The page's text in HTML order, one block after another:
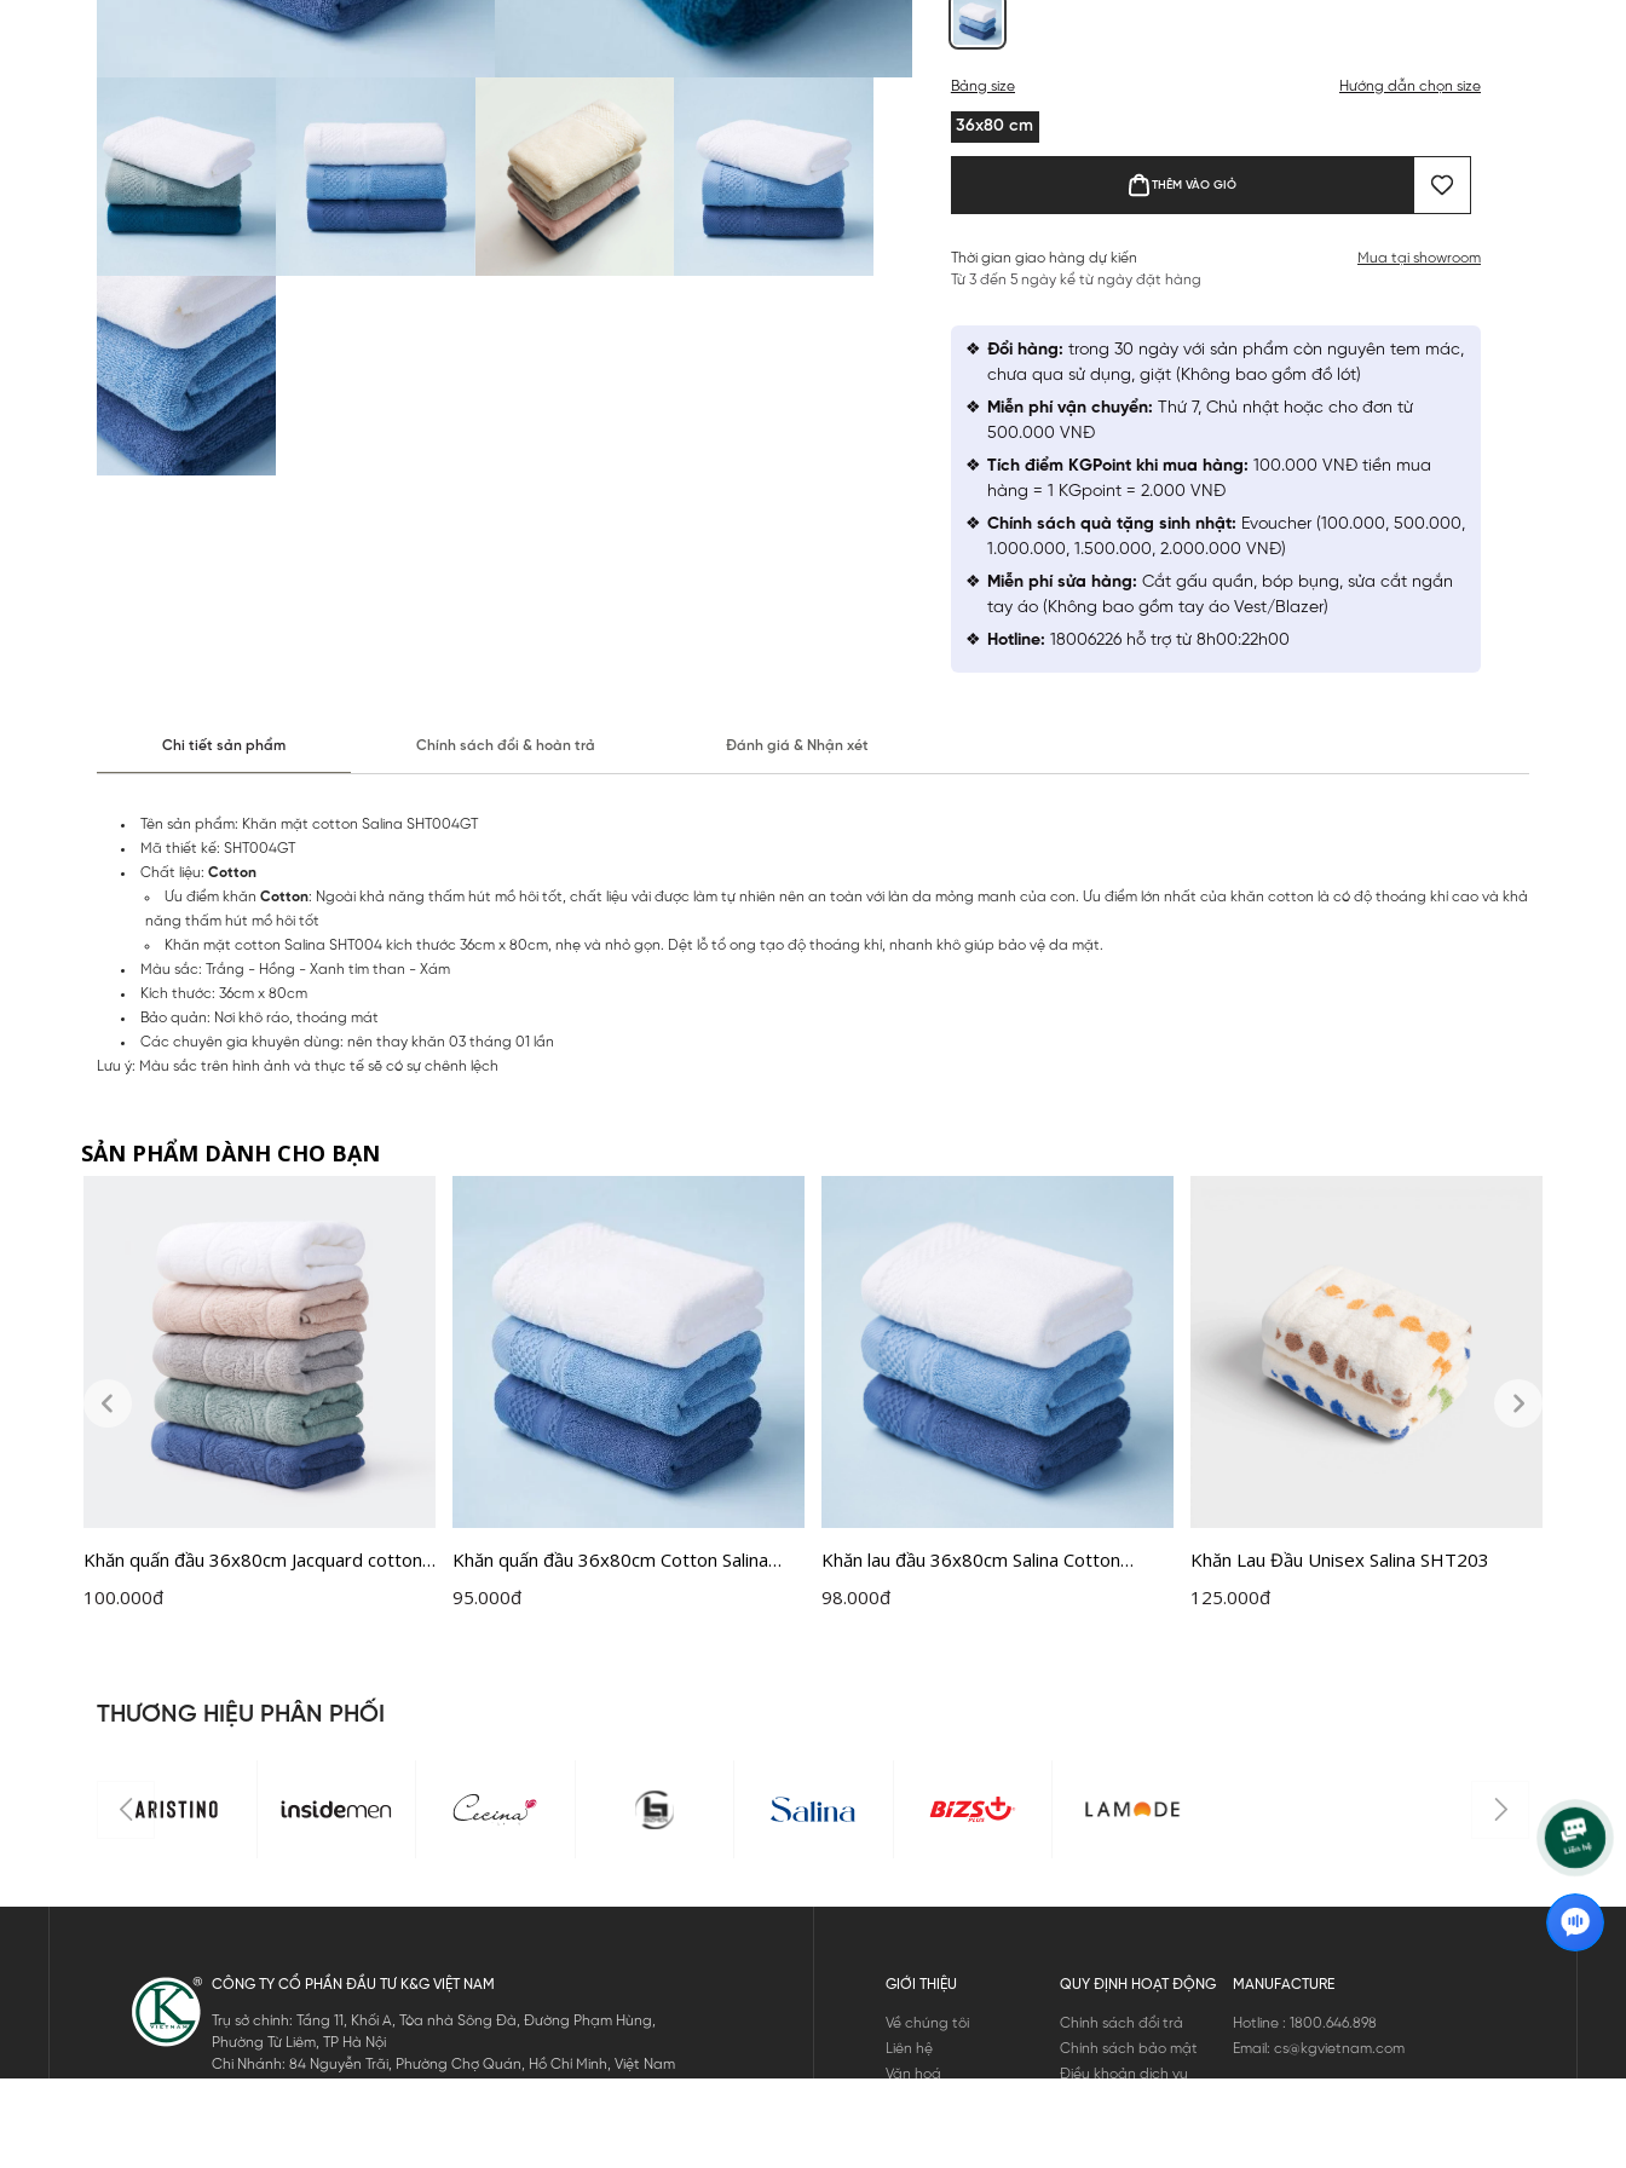
Bảng size Hướng dẫn chọn size
36x80 cm
THÊM VÀO GIỎ
Thời gian giao hàng dự kiến
Từ 3 đến 5 ngày kể từ ngày đặt hàng
Mua tại showroom
Đổi hàng: trong 30 ngày với sản phẩm còn nguyên tem mác,
chưa qua sử dụng, giặt (Không bao gồm đồ lót)
Miễn phí vận chuyển: Thứ 7, Chủ nhật hoặc cho đơn từ
500.000 VNĐ
Tích điểm KGPoint khi mua hàng: 100.000 VNĐ tiền mua
hàng = 1 KGpoint = 2.000 VNĐ
Chính sách quà tặng sinh nhật: Evoucher (100.000, 500.000,
1.000.000, 1.500.000, 2.000.000 VNĐ)
Miễn phí sửa hàng: Cắt gấu quần, bóp bụng, sửa cắt ngắn
tay áo (Không bao gồm tay áo Vest/Blazer)
Hotline: 18006226 hỗ trợ từ 8h00:22h00
Chi tiết sản phẩm Chính sách đổi & hoàn trả Đánh giá & Nhận xét
Tên sản phẩm: Khăn mặt cotton Salina SHT004GT
Mã thiết kế: SHT004GT
Chất liệu: Cotton
Ưu điểm khăn Cotton: Ngoài khả năng thấm hút mồ hôi tốt, chất liệu vải được làm tự nhiên nên an toàn với làn da mỏng manh của con. Ưu điểm lớn nhất của khăn cotton là có độ thoáng khí cao và khả
năng thấm hút mồ hôi tốt
Khăn mặt cotton Salina SHT004 kích thước 36cm x 80cm, nhẹ và nhỏ gọn. Dệt lỗ tổ ong tạo độ thoáng khí, nhanh khô giúp bảo vệ da mặt.
Màu sắc: Trắng - Hồng - Xanh tím than - Xám
Kích thước: 36cm x 80cm
Bảo quản: Nơi khô ráo, thoáng mát
Các chuyên gia khuyên dùng: nên thay khăn 03 tháng 01 lần
Lưu ý: Màu sắc trên hình ảnh và thực tế sẽ có sự chênh lệch
SẢN PHẨM DÀNH CHO BẠN
Khăn quấn đầu 36x80cm Jacquard cotton
Salina SHT005VI
100.000đ
Khăn quấn đầu 36x80cm Cotton Salina
SHT004MT
95.000đ
Khăn lau đầu 36x80cm Salina Cotton
SHT004
98.000đ
Khăn Lau Đầu Unisex Salina SHT203
125.000đ
THƯƠNG HIỆU PHÂN PHỐI
CÔNG TY CỔ PHẦN ĐẦU TƯ K&G VIỆT NAM
Trụ sở chính: Tầng 11, Khối A, Tòa nhà Sông Đà, Đường Phạm Hùng,
Phường Từ Liêm, TP Hà Nội
Chi Nhánh: 84 Nguyễn Trãi, Phường Chợ Quán, Hồ Chí Minh, Việt Nam
GIỚI THIỆU
Về chúng tôi
Liên hệ
Văn hoá
QUY ĐỊNH HOẠT ĐỘNG
Chính sách đổi trả
Chính sách bảo mật
Điều khoản dịch vụ
MANUFACTURE
Hotline : 1800.646.898
Email: cs@kgvietnam.com